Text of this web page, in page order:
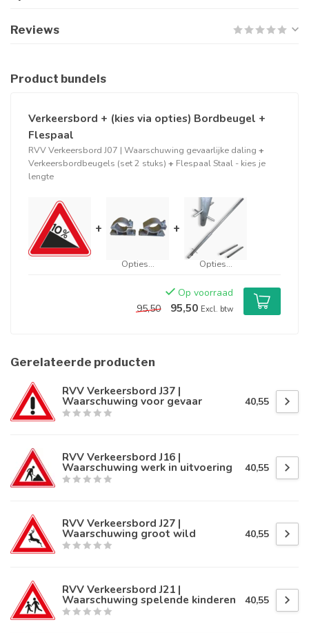
Reviews
Product bundels
Verkeersbord + (kies via opties) Bordbeugel +
Flespaal
RVV Verkeersbord J07 | Waarschuwing gevaarlijke daling +
Verkeersbordbeugels (set 2 stuks) + Flespaal Staal - kies je
lengte
+
Opties...
+
Opties...
Op voorraad
95,50
95,50 Excl. btw
Gerelateerde producten
RVV Verkeersbord J37 |
Waarschuwing voor gevaar 40,55
RVV Verkeersbord J16 |
Waarschuwing werk in uitvoering 40,55
RVV Verkeersbord J27 |
Waarschuwing groot wild 40,55
RVV Verkeersbord J21 |
Waarschuwing spelende kinderen 40,55